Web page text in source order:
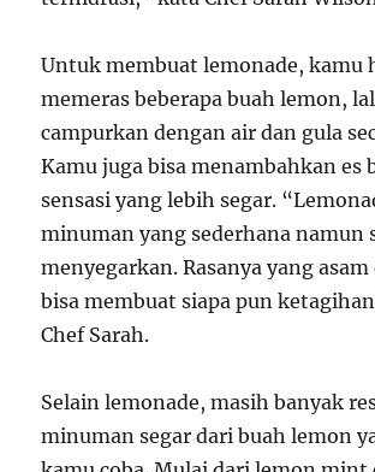
Untuk membuat lemonade, kamu
memeras beberapa buah lemon,
campurkan dengan air dan gula
Kamu juga bisa menambahkan es
sensasi yang lebih segar.
minuman yang sederhana namun
menyegarkan. Rasanya yang
bisa membuat siapa pun
Chef Sarah.
Selain lemonade, masih banyak
minuman segar dari buah lemon